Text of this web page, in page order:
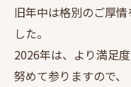
旧年中は格別のご厚
した。
2026年は、より満足
努めて参りますので、